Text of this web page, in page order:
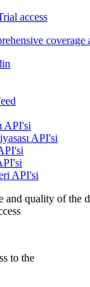
access
API'si
API'si
API'si
and quality of the
to the